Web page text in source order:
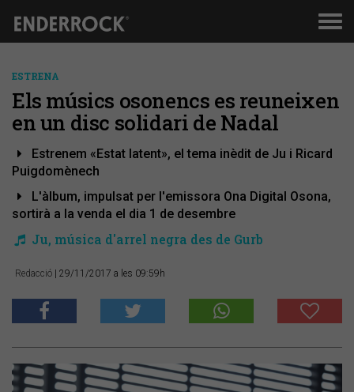
ESTRENA
Els músics osonencs es reuneixen
en un disc solidari de Nadal
Estrenem «Estat latent», el tema inèdit de Ju i Ricard
Puigdomènech
L'àlbum, impulsat per l'emissora Ona Digital Osona,
sortirà a la venda el dia 1 de desembre
Ju, música d'arrel negra des de Gurb
Redacció | 29/11/2017 a les 09:59h